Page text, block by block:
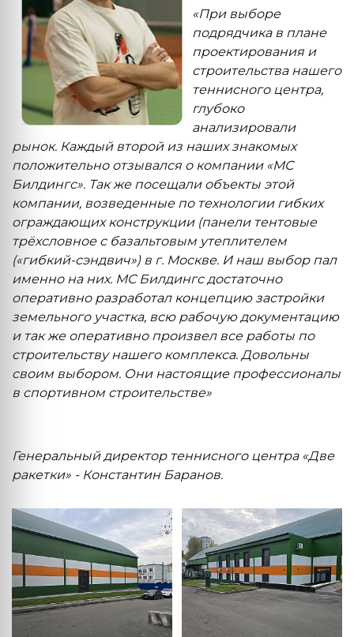
«При выборе
подрядчика в плане
проектирования и
строительства нашего
теннисного центра,
глубоко
анализировали
рынок. Каждый второй из наших знакомых
положительно отзывался о компании «МС
Билдингс». Так же посещали объекты этой
компании, возведенные по технологии гибких
ограждающих конструкции (панели тентовые
трёхсловное с базальтовым утеплителем
(«гибкий-сэндвич») в г. Москве. И наш выбор пал
именно на них. МС Билдингс достаточно
оперативно разработал концепцию застройки
земельного участка, всю рабочую документацию
и так же оперативно произвел все работы по
строительству нашего комплекса. Довольны
своим выбором. Они настоящие профессионалы
в спортивном строительстве»
Генеральный директор теннисного центра «Две
ракетки» - Константин Баранов.